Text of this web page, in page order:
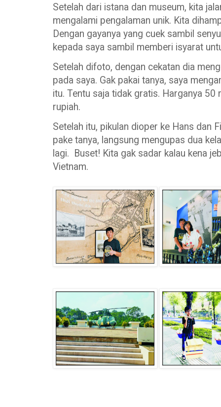
Setelah dari istana dan museum, kita
mengalami pengalaman unik. Kita
Dengan gayanya yang cuek sambil
kepada saya sambil memberi isyarat
Setelah difoto, dengan cekatan dia
pada saya. Gak pakai tanya, saya
itu. Tentu saja tidak gratis. Harganya
rupiah.
Setelah itu, pikulan dioper ke Hans dan
pake tanya, langsung mengupas dua
lagi. Buset! Kita gak sadar kalau kena
Vietnam.